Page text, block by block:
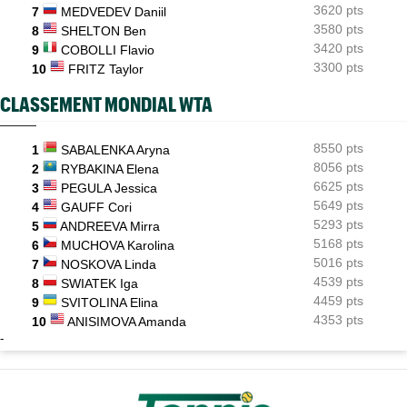
7
MEDVEDEV Daniil
3620 pts
8
SHELTON Ben
3580 pts
9
COBOLLI Flavio
3420 pts
10
FRITZ Taylor 3300 pts
CLASSEMENT MONDIAL WTA
1 SABALENKA Aryna
8550 pts
2
RYBAKINA Elena
8056 pts
3
PEGULA Jessica
6625 pts
4
GAUFF Cori
5649 pts
5
ANDREEVA Mirra
5293 pts
6
MUCHOVA Karolina
5168 pts
7
NOSKOVA Linda
5016 pts
8
SWIATEK Iga
4539 pts
9
SVITOLINA Elina
4459 pts
10
ANISIMOVA Amanda 4353 pts
-